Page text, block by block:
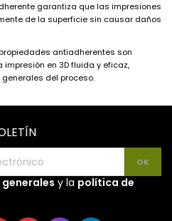
garantiza que las impresiones
de la superficie sin causar daños
antiadherentes son
en 3D fluida y eficaz,
del proceso.
y la política de